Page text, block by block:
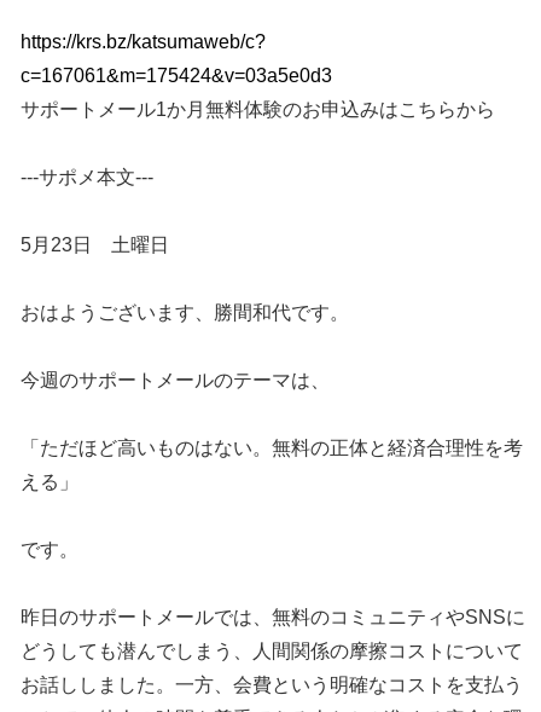
https://krs.bz/katsumaweb/c?
c=167061&m=175424&v=03a5e0d3
サポートメール1か月無料体験のお申込みはこちらから
---サポメ本文---
5月23日 土曜日
おはようございます、勝間和代です。
今週のサポートメールのテーマは、
「ただほど高いものはない。無料の正体と経済合理性を考
える」
です。
昨日のサポートメールでは、無料のコミュニティやSNSに
どうしても潜んでしまう、人間関係の摩擦コストについて
お話ししました。一方、会費という明確なコストを支払う